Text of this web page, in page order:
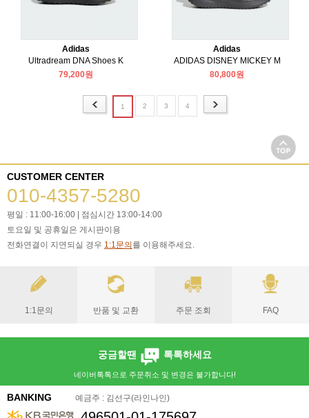
Adidas
Ultradream DNA Shoes K
79,200원
Adidas
ADIDAS DISNEY MICKEY M
80,800원
1 2 3 4
CUSTOMER CENTER
010-4357-5280
평일 : 11:00-16:00 | 점심시간 13:00-14:00
토요일 및 공휴일은 게시판이용
전화연결이 지연되실 경우 1:1문의 를 이용해주세요.
1:1문의 반품 및 교환 주문 조회 FAQ
궁금할땐 톡톡하세요
네이버톡톡으로 주문취소 및 변경은 불가합니다!
BANKING 예금주 : 김선구(라인나인)